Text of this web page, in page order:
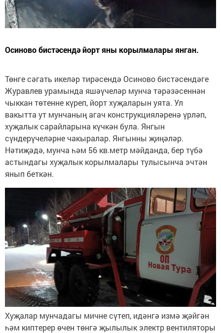
Осиново бистәсендә йорт яны корылмалары янган.
Төнге сәгать икеләр тирәсендә Осиново бистәсендәге
Журавлев урамында яшәүчеләр мунча тәрәзәсеннән
чыккан төтенне күреп, йорт хуҗаларын уята. Ул
вакытта ут мунчаның агач конструкцияләренә үрләп,
хуҗалык сарайларына күчкән була. Янгын
сүндерүчеләрне чакыралар. Янгынны җиңәләр.
Нәтиҗәдә, мунча һәм 56 кв.метр мәйданда, бер түбә
астындагы хуҗалык корылмалары тулысынча эчтән
янып беткән.
Хуҗалар мунчадагы мичне сүтеп, идәнгә измә җәйгән
һәм киптерер өчен төнгә җылылык электр вентиляторы